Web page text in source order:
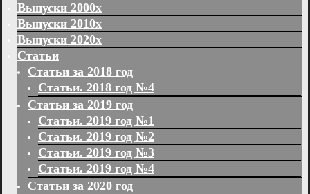
Выпуски 2000х
Выпуски 2010х
Выпуски 2020х
Статьи
Статьи за 2018 год
Статьи. 2018 год №4
Статьи за 2019 год
Статьи. 2019 год №1
Статьи. 2019 год №2
Статьи. 2019 год №3
Статьи. 2019 год №4
Статьи за 2020 год